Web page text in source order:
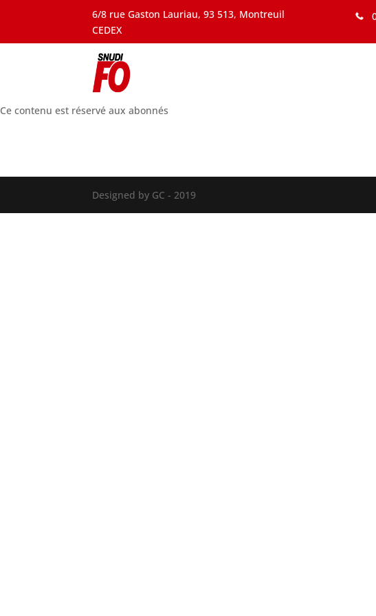
6/8 rue Gaston Lauriau, 93 513, Montreuil
CEDEX
Ce contenu est réservé aux abonnés
Designed by GC - 2019